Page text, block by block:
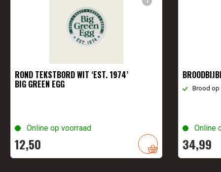
ROND TEKSTBORD WIT ‘EST. 1974’
BIG GREEN EGG
Online op voorraad
12,50
Brood op
Online
34,99